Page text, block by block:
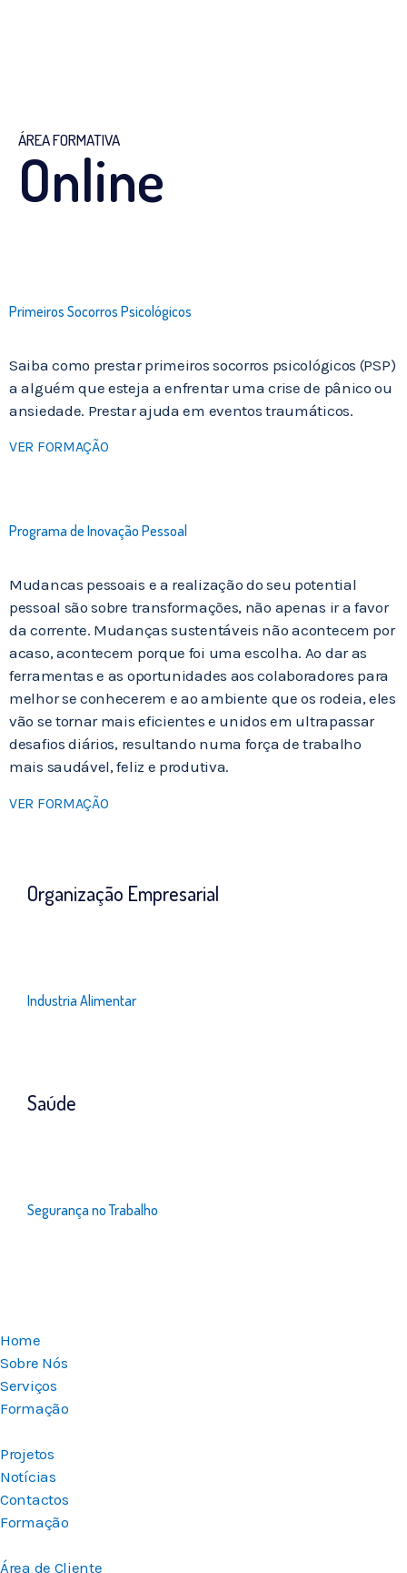
ÁREA FORMATIVA
Online
Primeiros Socorros Psicológicos
Saiba como prestar primeiros socorros psicológicos (PSP)
a alguém que esteja a enfrentar uma crise de pânico ou
ansiedade. Prestar ajuda em eventos traumáticos.
VER FORMAÇÃO
Programa de Inovação Pessoal
Mudancas pessoais e a realização do seu potential
pessoal são sobre transformações, não apenas ir a favor
da corrente. Mudanças sustentáveis não acontecem por
acaso, acontecem porque foi uma escolha. Ao dar as
ferramentas e as oportunidades aos colaboradores para
melhor se conhecerem e ao ambiente que os rodeia, eles
vão se tornar mais eficientes e unidos em ultrapassar
desafios diários, resultando numa força de trabalho
mais saudável, feliz e produtiva.
VER FORMAÇÃO
Organização Empresarial
Industria Alimentar
Saúde
Segurança no Trabalho
Home
Sobre Nós
Serviços
Formação
Projetos
Notícias
Contactos
Formação
Área de Cliente